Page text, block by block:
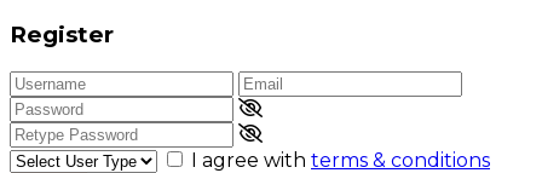
Register
I agree with terms & conditions